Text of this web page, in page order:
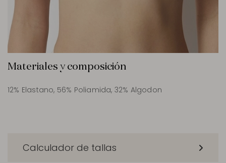
Materiales y composición
12% Elastano, 56% Poliamida, 32% Algodon
Calculador de tallas